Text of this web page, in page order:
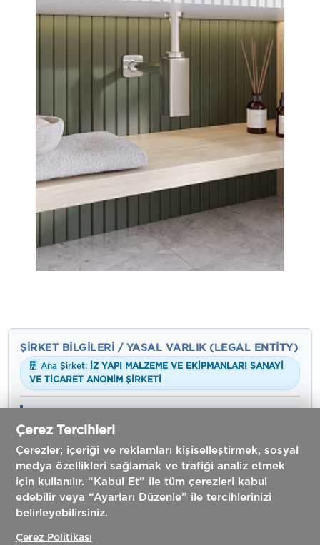
Çerez Tercihleri
Çerezler; içeriği ve reklamları kişiselleştirmek, sosyal
medya özellikleri sağlamak ve trafiği analiz etmek
için kullanılır. “Kabul Et” ile tüm çerezleri kabul
edebilir veya “Ayarları Düzenle” ile tercihlerinizi
belirleyebilirsiniz.
Çerez Politikası
ŞIRKET BILGILERI / YASAL VARLIK (LEGAL ENTITY)
Ana Şirket:
İZ YAPI MALZEME VE EKİPMANLARI SANAYİ
VE TİCARET ANONİM ŞİRKETİ
SANAYİ VE TİCARET ANONİM ŞİRKETİ
tescilli markadır. Tüm yasal hakları ve işletmesi ana
şirkete aittir.
Resmi Şirket Unvanı:
İZ YAPI MALZEME VE EKİPMANLARI
SANAYİ VE TİCARET ANONİM ŞİRKETİ